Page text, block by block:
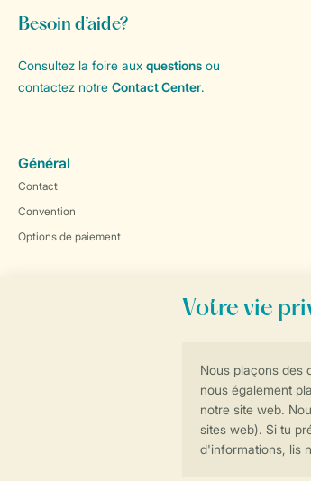
Besoin d’aide?
Consultez la foire aux questions ou
contactez notre Contact Center.
Général
Contact
Convention
Options de paiement